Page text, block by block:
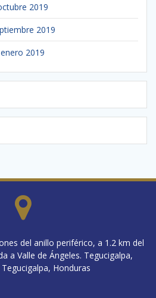
2019
2019
enero 2019
del anillo periférico, a 1.2 km del
a Valle de Ángeles. Tegucigalpa,
Honduras